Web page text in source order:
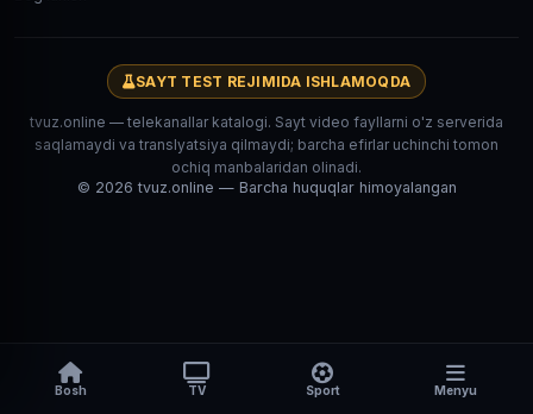
SAYT TEST REJIMIDA ISHLAMOQDA
tvuz.online — telekanallar katalogi. Sayt video fayllarni o'z serverida
saqlamaydi va translyatsiya qilmaydi; barcha efirlar uchinchi tomon
ochiq manbalaridan olinadi.
© 2026 tvuz.online — Barcha huquqlar himoyalangan
Bosh TV Sport Menyu